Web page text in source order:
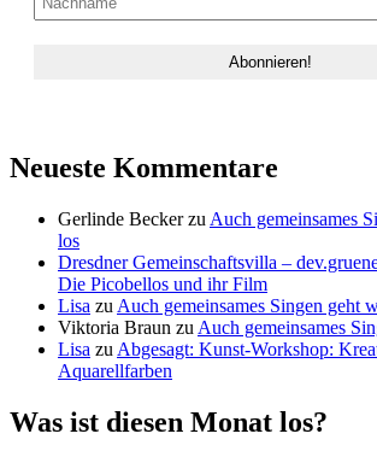
Neueste Kommentare
Gerlinde Beckerzu Auch gemeinsames
los
Dresdner Gemeinschaftsvilla –
Die Picobellos und ihr Film
Lisa zu Auch gemeinsames Singen geht
Viktoria Braun zu Auch gemeinsames
Lisa zu Abgesagt: Kunst-Workshop:
Aquarellfarben
Was ist diesen Monat los?